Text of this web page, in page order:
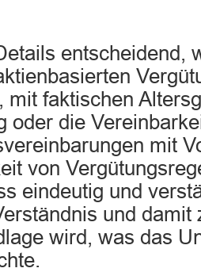
entscheidend,
mit faktischen
oder die
mit
von
eindeutig und
und damit
wird, was das